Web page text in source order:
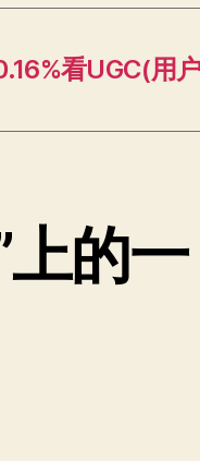
看UGC(用
的一